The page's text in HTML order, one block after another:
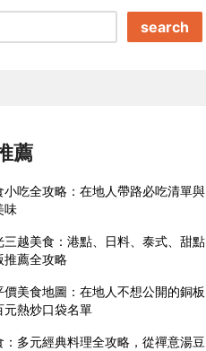
search
薦
小吃全攻略：在地人帶路必吃清單與
味
三越美食：港點、日料、泰式、甜點
推薦全攻略
價美食地圖：在地人不想公開的銅板
元熱炒口袋名單
：多元經典料理全攻略，從禪意湯豆